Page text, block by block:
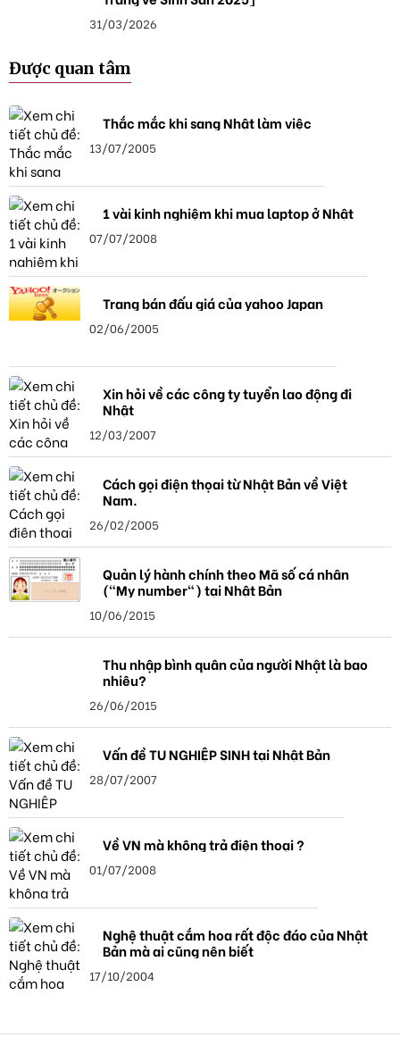
31/03/2026
Được quan tâm
Thắc mắc khi sang Nhật làm việc
13/07/2005
1 vài kinh nghiệm khi mua laptop ở Nhật
07/07/2008
Trang bán đấu giá của yahoo Japan
02/06/2005
Xin hỏi về các công ty tuyển lao động đi
Nhật
12/03/2007
Cách gọi điện thọai từ Nhật Bản về Việt
Nam.
26/02/2005
Quản lý hành chính theo Mã số cá nhân
("My number") tại Nhật Bản
10/06/2015
Thu nhập bình quân của người Nhật là bao
nhiêu?
26/06/2015
Vấn đề TU NGHIỆP SINH tại Nhật Bản
28/07/2007
Về VN mà không trả điện thoại ?
01/07/2008
Nghệ thuật cắm hoa rất độc đáo của Nhật
Bản mà ai cũng nên biết
17/10/2004